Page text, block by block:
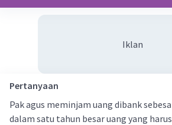
Iklan
Pertanyaan
Pak agus meminjam uang dibank
dalam satu tahun besar uang yang